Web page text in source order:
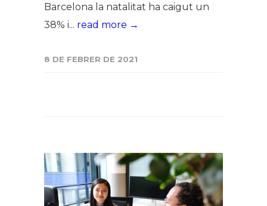
Barcelona la natalitat ha caigut un
38% i... read more →
8 DE FEBRER DE 2021